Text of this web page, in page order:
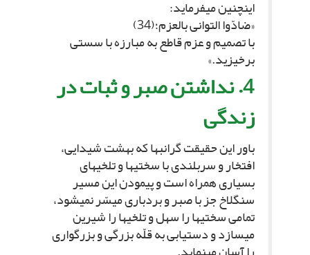
اینچنین مى‏فرماید:
«ضادّوا التوانى بالعزم؛(34)
با تصمیم و عزم قاطع به مبارزه با سستى
برخیزید.»
4. نداشتن صبر و ثبات در
زندگى‏
باور این حقیقت گرانبها که بهشت شیدایى،
افتخار و سربلندى با سختى‏ها و تلخى‏هاى
بسیارى همراه است و پیمودن این مسیر
سنگلاخ جز با صبر و بردبارى میسّر نمى‏شود،
تمامى سختى‏ها را سهل و تلخى‏ها را شیرین
مى‏سازد و دستیابى به قلّه بزرگى و بزرگوارى